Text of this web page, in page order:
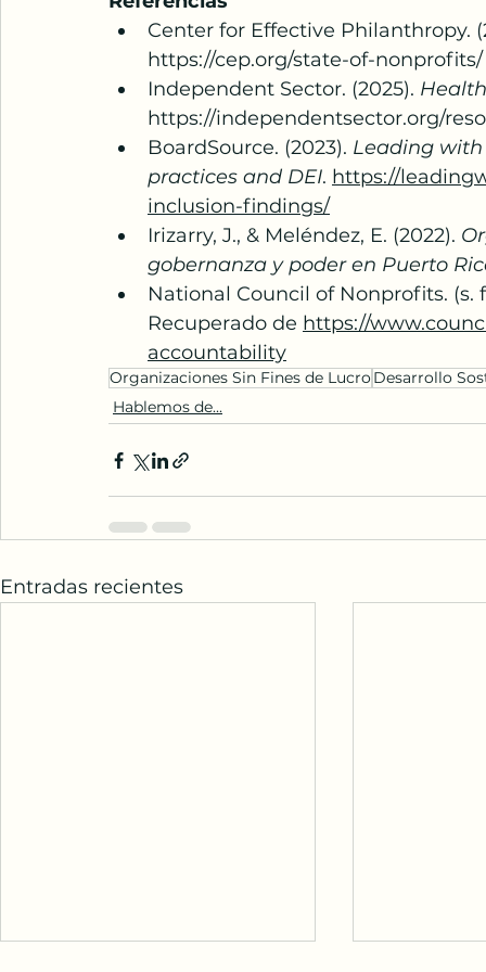
Center for Effective Philanthropy.
https://cep.org/state-of-nonprofits/
Independent Sector. (2025).
https://independentsector.org/
BoardSource. (2023). Leading
practices and DEI. https://
inclusion-findings/
Irizarry, J., & Meléndez, E. (2022).
gobernanza y poder en Puerto
National Council of Nonprofits. (s.
Recuperado de https://
accountability
Organizaciones Sin Fines de LucroDesarrollo
Hablemos de...
Entradas recientes